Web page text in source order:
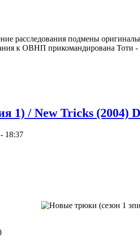
расследования подмены
к ОВНП прикомандирована Тоти -
1) / New Tricks (2004)
18:37